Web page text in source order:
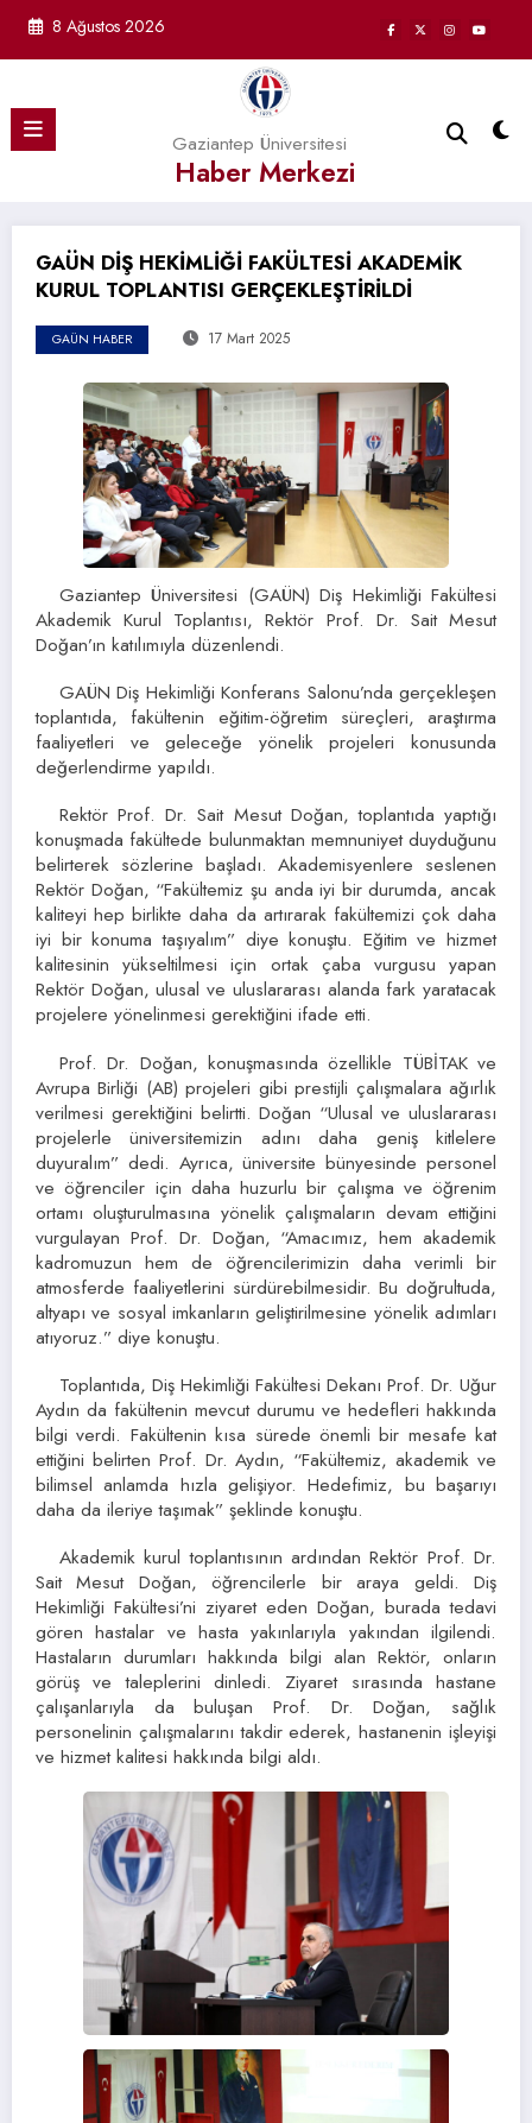
8 Ağustos 2026
Gaziantep Üniversitesi
Haber Merkezi
GAÜN DİŞ HEKİMLİĞİ FAKÜLTESİ AKADEMİK
KURUL TOPLANTISI GERÇEKLEŞTİRİLDİ
GAÜN HABER 17 Mart 2025
Gaziantep Üniversitesi (GAÜN) Diş Hekimliği Fakültesi
Akademik Kurul Toplantısı, Rektör Prof. Dr. Sait Mesut
Doğan’ın katılımıyla düzenlendi.
GAÜN Diş Hekimliği Konferans Salonu’nda gerçekleşen
toplantıda, fakültenin eğitim-öğretim süreçleri, araştırma
faaliyetleri ve geleceğe yönelik projeleri konusunda
değerlendirme yapıldı.
Rektör Prof. Dr. Sait Mesut Doğan, toplantıda yaptığı
konuşmada fakültede bulunmaktan memnuniyet duyduğunu
belirterek sözlerine başladı. Akademisyenlere seslenen
Rektör Doğan, “Fakültemiz şu anda iyi bir durumda, ancak
kaliteyi hep birlikte daha da artırarak fakültemizi çok daha
iyi bir konuma taşıyalım” diye konuştu. Eğitim ve hizmet
kalitesinin yükseltilmesi için ortak çaba vurgusu yapan
Rektör Doğan, ulusal ve uluslararası alanda fark yaratacak
projelere yönelinmesi gerektiğini ifade etti.
Prof. Dr. Doğan, konuşmasında özellikle TÜBİTAK ve
Avrupa Birliği (AB) projeleri gibi prestijli çalışmalara ağırlık
verilmesi gerektiğini belirtti. Doğan “Ulusal ve uluslararası
projelerle üniversitemizin adını daha geniş kitlelere
duyuralım” dedi. Ayrıca, üniversite bünyesinde personel
ve öğrenciler için daha huzurlu bir çalışma ve öğrenim
ortamı oluşturulmasına yönelik çalışmaların devam ettiğini
vurgulayan Prof. Dr. Doğan, “Amacımız, hem akademik
kadromuzun hem de öğrencilerimizin daha verimli bir
atmosferde faaliyetlerini sürdürebilmesidir. Bu doğrultuda,
altyapı ve sosyal imkanların geliştirilmesine yönelik adımları
atıyoruz.” diye konuştu.
Toplantıda, Diş Hekimliği Fakültesi Dekanı Prof. Dr. Uğur
Aydın da fakültenin mevcut durumu ve hedefleri hakkında
bilgi verdi. Fakültenin kısa sürede önemli bir mesafe kat
ettiğini belirten Prof. Dr. Aydın, “Fakültemiz, akademik ve
bilimsel anlamda hızla gelişiyor. Hedefimiz, bu başarıyı
daha da ileriye taşımak” şeklinde konuştu.
Akademik kurul toplantısının ardından Rektör Prof. Dr.
Sait Mesut Doğan, öğrencilerle bir araya geldi. Diş
Hekimliği Fakültesi’ni ziyaret eden Doğan, burada tedavi
gören hastalar ve hasta yakınlarıyla yakından ilgilendi.
Hastaların durumları hakkında bilgi alan Rektör, onların
görüş ve taleplerini dinledi. Ziyaret sırasında hastane
çalışanlarıyla da buluşan Prof. Dr. Doğan, sağlık
personelinin çalışmalarını takdir ederek, hastanenin işleyişi
ve hizmet kalitesi hakkında bilgi aldı.